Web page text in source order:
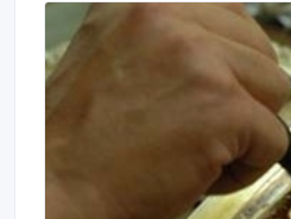
и керамики.